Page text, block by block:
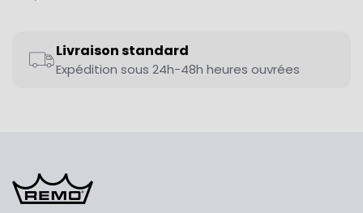
Livraison standard
Expédition sous 24h-48h heures ouvrées